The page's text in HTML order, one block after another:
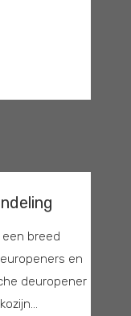
breed
en
deuropener